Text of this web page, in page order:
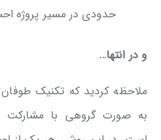
حدودی در مسیر پروژه
و در انتها…
ملاحظه کردید که تکنیک
به صورت گروهی با مشارکت